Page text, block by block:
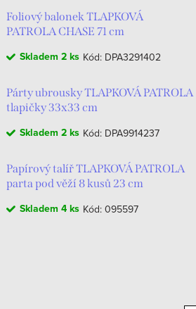
Foliový balonek TLAPKOVÁ
PATROLA CHASE 71 cm
Skladem 2 ks Kód: DPA3291402
Párty ubrousky TLAPKOVÁ PATROLA
tlapičky 33x33 cm
Skladem 2 ks Kód: DPA9914237
Papírový talíř TLAPKOVÁ PATROLA
parta pod věží 8 kusů 23 cm
Skladem 4 ks Kód: 095597